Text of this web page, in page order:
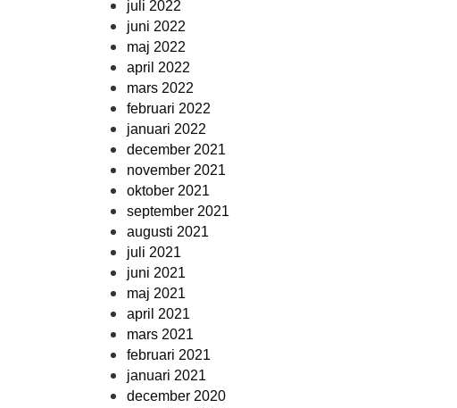
juli 2022
juni 2022
maj 2022
april 2022
mars 2022
februari 2022
januari 2022
december 2021
november 2021
oktober 2021
september 2021
augusti 2021
juli 2021
juni 2021
maj 2021
april 2021
mars 2021
februari 2021
januari 2021
december 2020